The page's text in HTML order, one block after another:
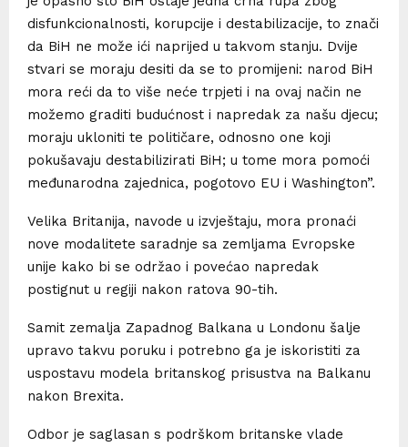
disfunkcionalnosti, korupcije i destabilizacije, to znači
da BiH ne može ići naprijed u takvom stanju. Dvije
stvari se moraju desiti da se to promijeni: narod BiH
mora reći da to više neće trpjeti i na ovaj način ne
možemo graditi budućnost i napredak za našu djecu;
moraju ukloniti te političare, odnosno one koji
pokušavaju destabilizirati BiH; u tome mora pomoći
međunarodna zajednica, pogotovo EU i Washington”.
Velika Britanija, navode u izvještaju, mora pronaći
nove modalitete saradnje sa zemljama Evropske
unije kako bi se održao i povećao napredak
postignut u regiji nakon ratova 90-tih.
Samit zemalja Zapadnog Balkana u Londonu šalje
upravo takvu poruku i potrebno ga je iskoristiti za
uspostavu modela britanskog prisustva na Balkanu
nakon Brexita.
Odbor je saglasan s podrškom britanske vlade